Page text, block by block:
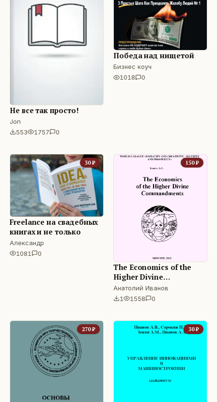
Не все так просто!
Jon
553
1757 0
Победа над нищетой
Бизнес коуч
1018
0
30₽
Freelance на свадебных
книгах и не только
Александр
1081
0
150₽
The Economics of the
Higher Divine
Commandments
Анатолий Иванов
1
1558 0
270₽ 30₽